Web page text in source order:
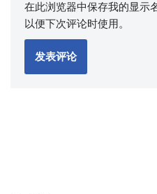
在此浏览器中保存我的显示
以便下次评论时使用。